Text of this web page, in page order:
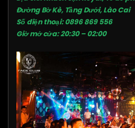
Đường Bờ Kè, Tầng Dưới, Lào Cai
Số điện thoại: 0896 869 556
Giờ mở cửa: 20:30 – 02:00